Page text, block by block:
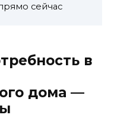
сейчас
в
дома —